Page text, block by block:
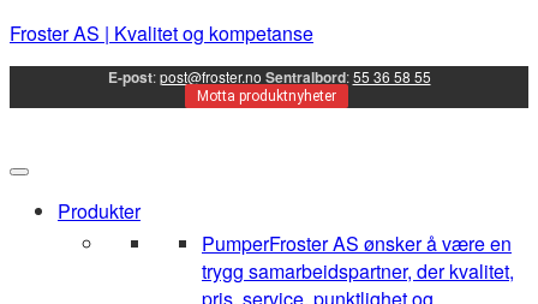
Froster AS | Kvalitet og kompetanse
E-post:post@froster.no Sentralbord:55 36 58 55
Motta produktnyheter
Produkter
PumperFroster AS ønsker å være en
trygg samarbeidspartner, der kvalitet,